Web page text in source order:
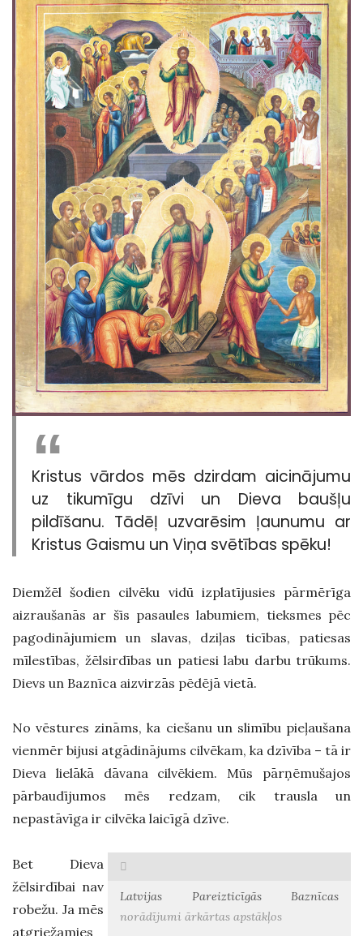
Kristus vārdos mēs dzirdam aicinājumu
uz tikumīgu dzīvi un Dieva baušļu
pildīšanu. Tādēļ uzvarēsim ļaunumu ar
Kristus Gaismu un Viņa svētības spēku!
Diemžēl šodien cilvēku vidū izplatījusies pārmērīga
aizraušanās ar šīs pasaules labumiem, tieksmes pēc
pagodinājumiem un slavas, dziļas ticības, patiesas
mīlestības, žēlsirdības un patiesi labu darbu trūkums.
Dievs un Baznīca aizvirzās pēdējā vietā.
No vēstures zināms, ka ciešanu un slimību pieļaušana
vienmēr bijusi atgādinājums cilvēkam, ka dzīvība – tā ir
Dieva lielākā dāvana cilvēkiem. Mūs pārņēmušajos
pārbaudījumos mēs redzam, cik trausla un
nepastāvīga ir cilvēka laicīgā dzīve.
Latvijas Pareizticīgās Baznīcas
norādījumi ārkārtas apstākļos
Bet Dieva
žēlsirdībai nav
robežu. Ja mēs
atgriežamies